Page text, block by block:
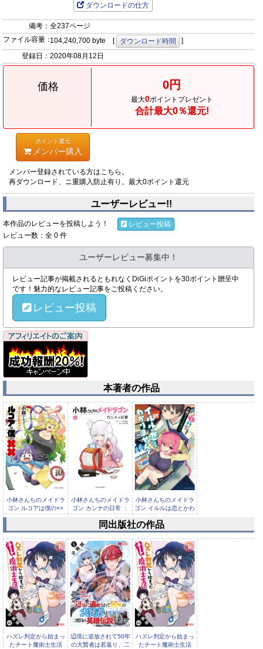
ダウンロードの仕方
備考： 全237ページ
ファイル容量：104,240,700 byte [ ダウンロード時間
]
登録日： 2020年08月12日
価格 0円
最大0ポイントプレゼント
合計最大0％還元!
ポイント還元
メンバー購入
メンバー登録されている方はこちら。
再ダウンロード、ニ重購入防止有り。最大0ポイント還元
ユーザーレビュー!!
本作品のレビューを投稿しよう！
レビュー投稿
レビュー数：全 0 件
ユーザーレビュー募集中！
レビュー記事が掲載されるともれなくDiGiポイントを30ポイント贈呈中
です！魅力的なレビュー記事をご投稿ください。
レビュー投稿
本著者の作品
小林さんちのメイドラ
ゴン ルコアは僕の××
です。...
小林さんちのメイドラ
ゴン カンナの日常 ：
16
小林さんちのメイドラ
ゴン イルルは恋とかわ
かりま...
ぱらのいあけ～じ 8
同出版社の作品
ハズレ判定から始まっ
たチート魔術士生活
辺境に追放されて50年
の大賢者は若返り、二
ハズレ判定から始まっ
たチート魔術士生活